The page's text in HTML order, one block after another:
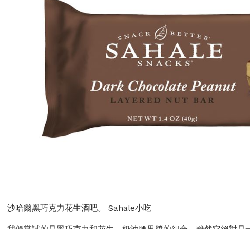
沙哈爾黑巧克力花生酒吧。 Sahale小吃